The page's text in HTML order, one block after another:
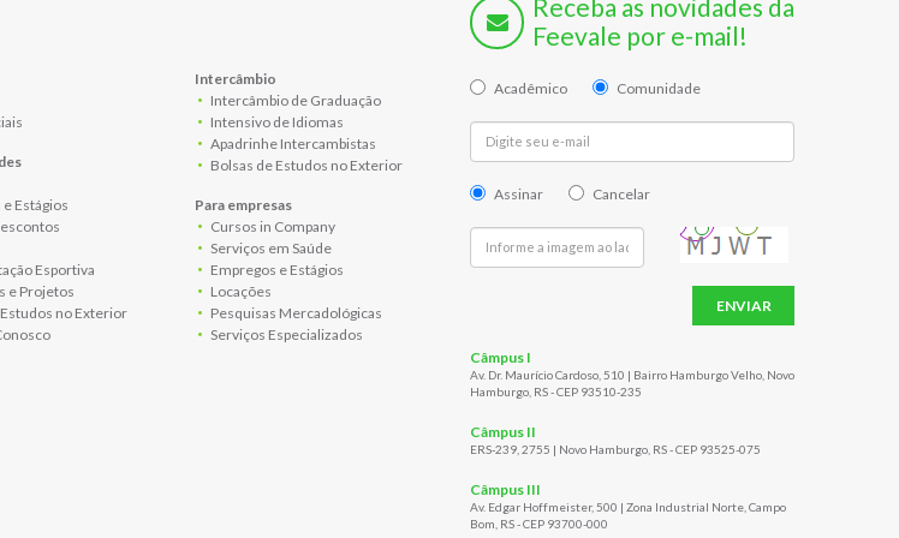
Estágios
Esportiva
e Projetos
no Exterior
Intercâmbio
Intercâmbio de Graduação
Intensivo de Idiomas
Apadrinhe Intercambistas
Bolsas de Estudos no Exterior
Para empresas
Cursos in Company
Serviços em Saúde
Empregos e Estágios
Locações
Pesquisas Mercadológicas
Serviços Especializados
Receba as novidades da
Feevale por e-mail!
Acadêmico Comunidade
Assinar Cancelar
ENVIAR
Câmpus I
Av. Dr. Maurício Cardoso, 510 | Bairro Hamburgo Velho, Novo
Hamburgo, RS - CEP 93510-235
Câmpus II
ERS-239, 2755 | Novo Hamburgo, RS - CEP 93525-075
Câmpus III
Av. Edgar Hoffmeister, 500 | Zona Industrial Norte, Campo
Bom, RS - CEP 93700-000